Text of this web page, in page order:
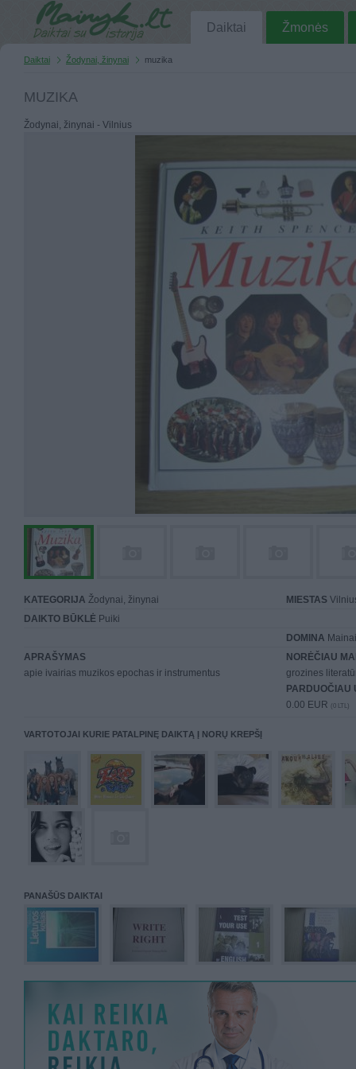
Daiktai Žmonės
Daiktai Žodynai, žinynai muzika
MUZIKA
Žodynai, žinynai - Vilnius
KATEGORIJA Žodynai, žinynai MIESTAS
DAIKTO BŪKLĖ Puiki
DOMINA
APRAŠYMAS
apie ivairias muzikos epochas ir instrumentus
NORĖČIAU
grozines
PARDUOČIAU
0.00 EUR (0 LTL)
VARTOTOJAI KURIE PATALPINĘ DAIKTĄ Į NORŲ KREPŠĮ
PANAŠŪS DAIKTAI